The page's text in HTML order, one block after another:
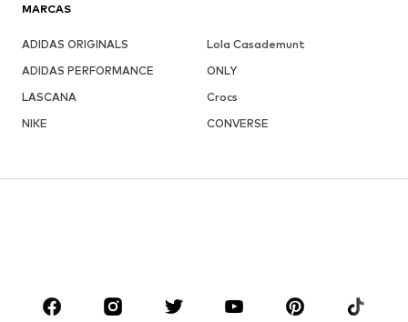
MARCAS
ADIDAS ORIGINALS
Lola Casademunt
ADIDAS PERFORMANCE
ONLY
LASCANA
Crocs
NIKE
CONVERSE